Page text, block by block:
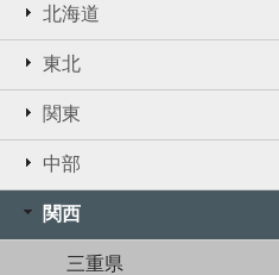
北海道
東北
関東
中部
関西
三重県